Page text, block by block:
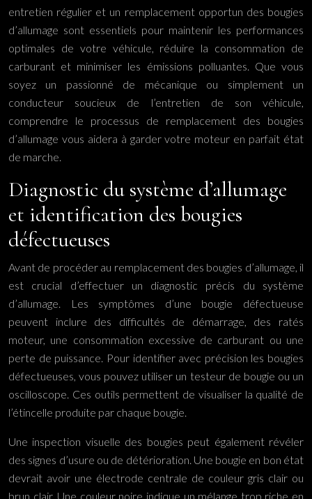
entretien régulier et un remplacement opportun des bougies
d’allumage sont essentiels pour maintenir les performances
optimales de votre véhicule, réduire la consommation de
carburant et minimiser les émissions polluantes. Que vous
soyez un passionné de mécanique ou simplement un
conducteur soucieux de l’entretien de son véhicule,
comprendre le processus de remplacement des bougies
d’allumage vous aidera à garder votre moteur en parfait état
de marche.
Diagnostic du système d’allumage
et identification des bougies
défectueuses
Avant de procéder au remplacement des bougies d’allumage, il
est crucial d’effectuer un diagnostic précis du système
d’allumage. Les symptômes d’une bougie défectueuse
peuvent inclure des difficultés de démarrage, des ratés
moteur, une consommation excessive de carburant ou une
perte de puissance. Pour identifier avec précision les bougies
défectueuses, vous pouvez utiliser un testeur de bougie ou un
oscilloscope. Ces outils permettent de visualiser la qualité de
l’étincelle produite par chaque bougie.
Une inspection visuelle des bougies peut également révéler
des signes d’usure ou de détérioration. Une bougie en bon état
devrait avoir une électrode centrale de couleur gris clair ou
brun clair. Une couleur noire indique un mélange trop riche en